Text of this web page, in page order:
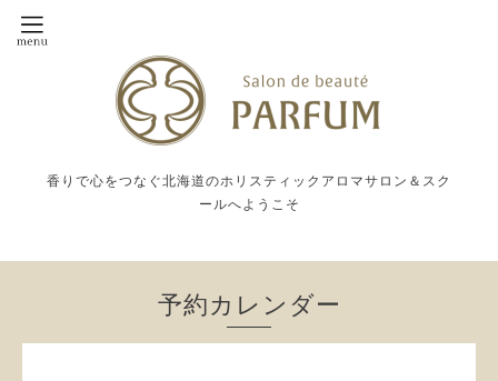
香りで心をつなぐ北海道のホリスティックアロマサロン＆スク
ールへようこそ
予約カレンダー